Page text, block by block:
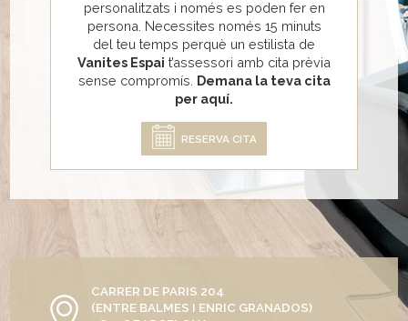
personalitzats i només es poden fer en
persona. Necessites només 15 minuts
del teu temps perquè un estilista de
Vanites Espai t’assessori amb cita prèvia
sense compromís. Demana la teva cita
per aquí.
RESERVA CITA
CARRER DE PARIS 204
(ENTRE BALMES I ENRIC GRANADOS)